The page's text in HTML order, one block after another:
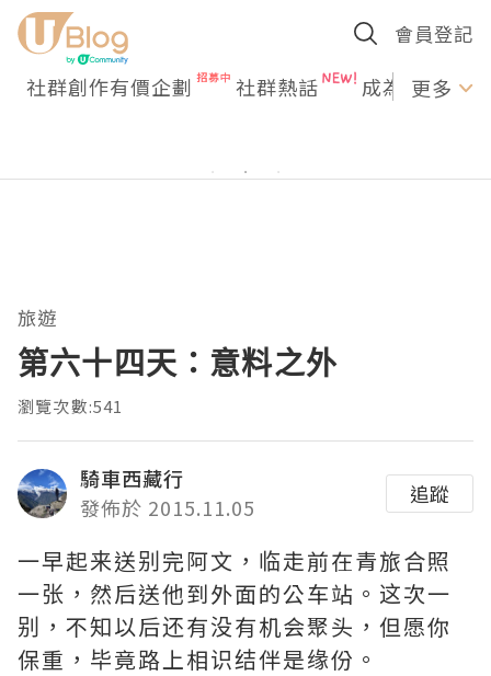
會員登記
社群創作有價企劃 社群熱話 成為U更多
旅遊
第六十四天：意料之外
瀏覽次數:541
騎車西藏行
發佈於 2015.11.05
追蹤
一早起来送别完阿文，临走前在青旅合照
一张，然后送他到外面的公车站。这次一
别，不知以后还有没有机会聚头，但愿你
保重，毕竟路上相识结伴是缘份。